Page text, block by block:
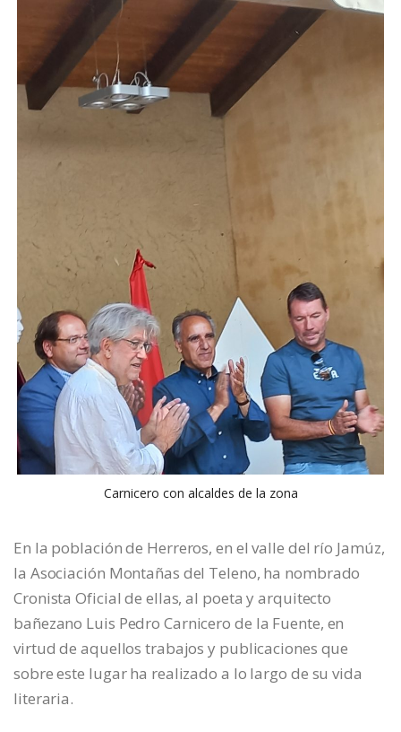
Carnicero con alcaldes de la zona
En la población de Herreros, en el valle del río Jamúz,
la Asociación Montañas del Teleno, ha nombrado
Cronista Oficial de ellas, al poeta y arquitecto
bañezano Luis Pedro Carnicero de la Fuente, en
virtud de aquellos trabajos y publicaciones que
sobre este lugar ha realizado a lo largo de su vida
literaria.